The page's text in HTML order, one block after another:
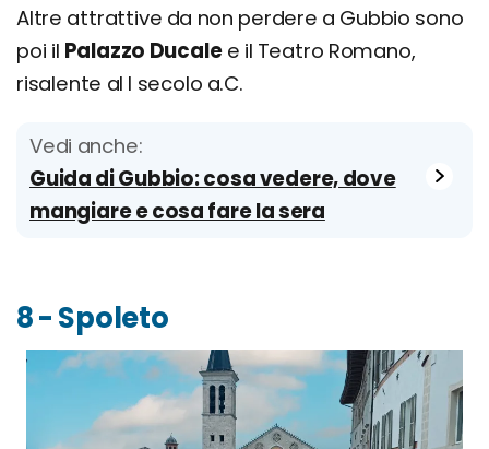
Altre attrattive da non perdere a Gubbio sono
poi il Palazzo Ducalee il Teatro Romano,
risalente aI I secolo a.C.
Vedi anche:
Guida di Gubbio: cosa vedere, dove
mangiare e cosa fare la sera
8 - Spoleto